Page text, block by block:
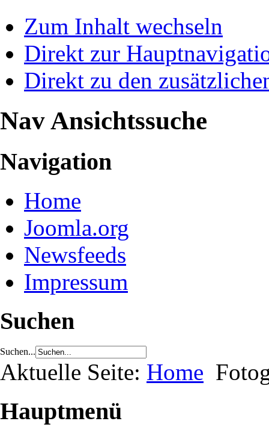
Zum Inhalt wechseln
Direkt zur
Direkt zu den
Nav Ansichtssuche
Navigation
Home
Joomla.org
Newsfeeds
Impressum
Suchen
Suchen...
Aktuelle Seite: Home
Hauptmenü